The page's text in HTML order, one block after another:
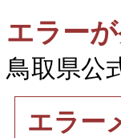
エラー
鳥取県公
エラー